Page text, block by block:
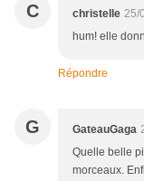
C christelle 25/
hum! elle
Répondre
G GateauGaga
Quelle belle
morceaux.